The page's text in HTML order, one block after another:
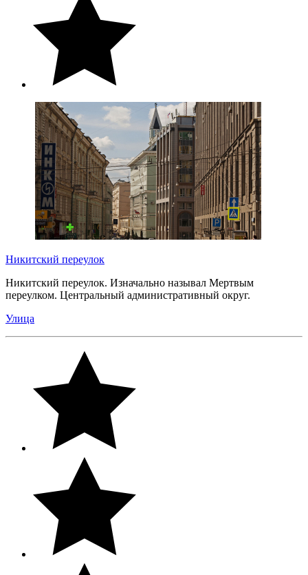
Никитский переулок
Никитский переулок. Изначально называл Мертвым
переулком. Центральный административный округ.
Улица